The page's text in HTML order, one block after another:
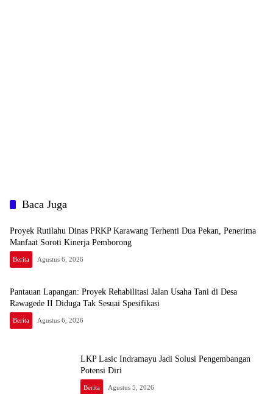
Baca Juga
Proyek Rutilahu Dinas PRKP Karawang Terhenti Dua Pekan, Penerima
Manfaat Soroti Kinerja Pemborong
Berita Agustus 6, 2026
Pantauan Lapangan: Proyek Rehabilitasi Jalan Usaha Tani di Desa
Rawagede II Diduga Tak Sesuai Spesifikasi
Berita Agustus 6, 2026
LKP Lasic Indramayu Jadi Solusi Pengembangan
Potensi Diri
Berita Agustus 5, 2026